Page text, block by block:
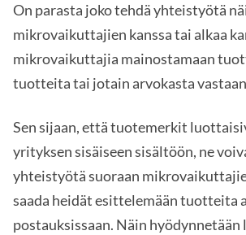
On parasta joko tehdä yhteistyötä
mikrovaikuttajien kanssa tai alkaa
mikrovaikuttajia mainostamaan
tuotteita tai jotain arvokasta
Sen sijaan, että tuotemerkit
yrityksen sisäiseen sisältöön, ne
yhteistyötä suoraan
saada heidät esittelemään tuotteita
postauksissaan. Näin